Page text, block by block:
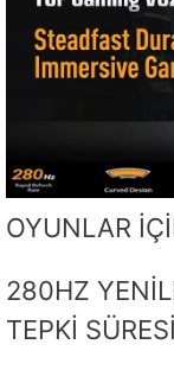
OYUNLAR
280HZ
TEPKİ SÜRESİ